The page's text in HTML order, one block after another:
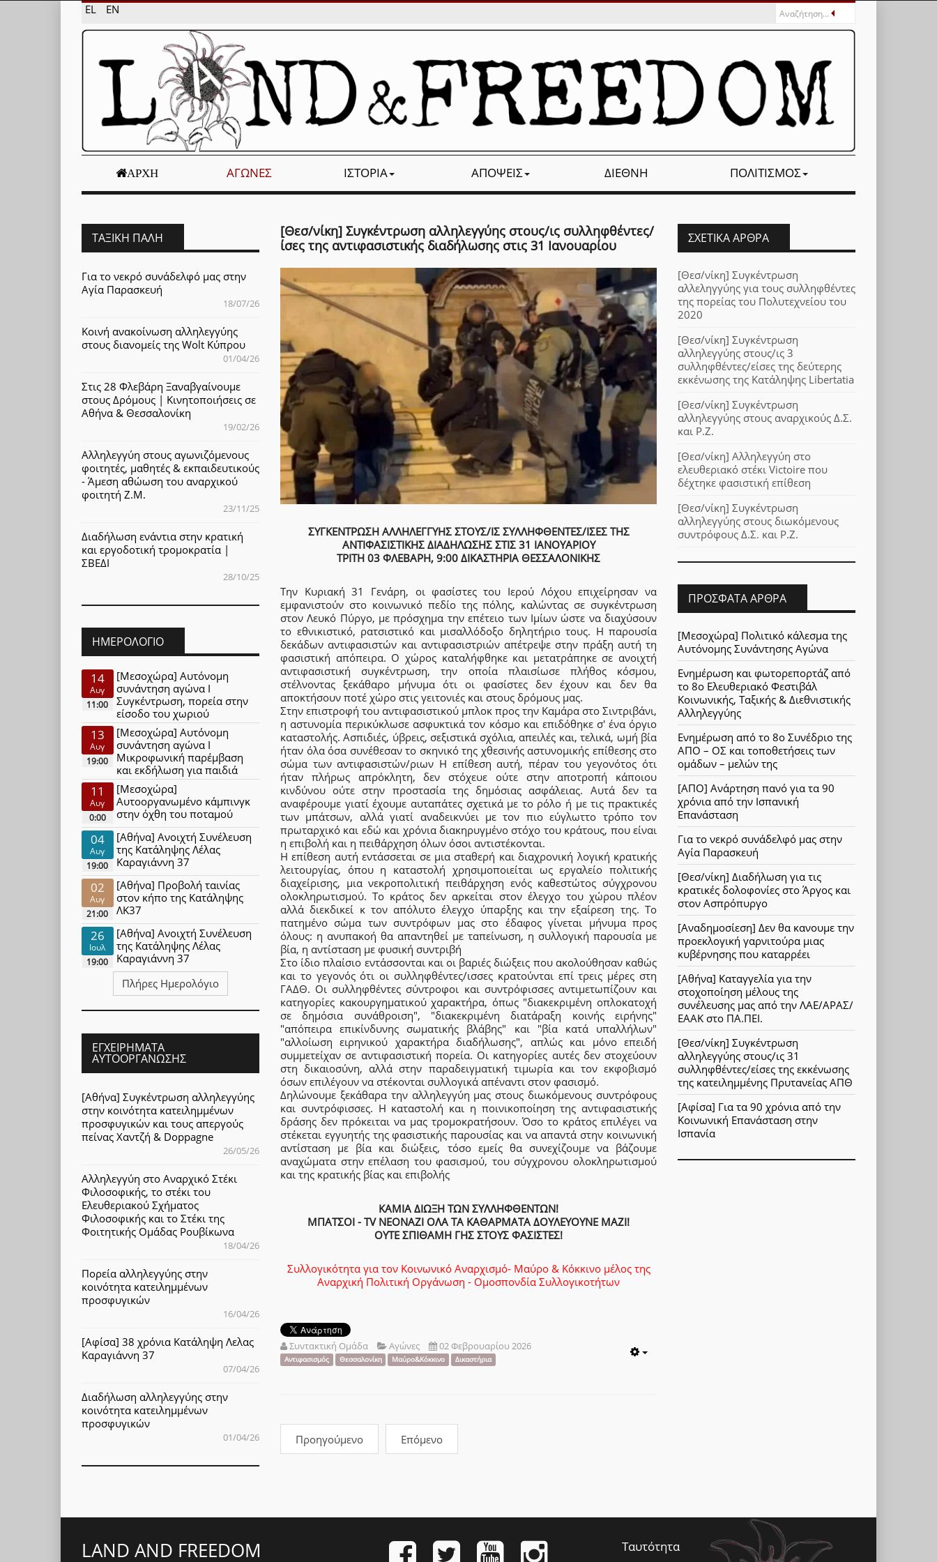
EL EN
ΑΡΧΉ ΑΓΏΝΕΣ ΙΣΤΟΡΊΑ ΑΠΌΨΕΙΣ ΔΙΕΘΝΉ ΠΟΛΙΤΙΣΜΌΣ
[Θεσ/νίκη] Συγκέντρωση αλληλεγγύης στους/ις συλληφθέντες/
ίσες της αντιφασιστικής διαδήλωσης στις 31 Ιανουαρίου
ΣΥΓΚΕΝΤΡΩΣΗ ΑΛΛΗΛΕΓΓΥΗΣ ΣΤΟΥΣ/ΙΣ ΣΥΛΛΗΦΘΕΝΤΕΣ/ΙΣΕΣ ΤΗΣ
ΑΝΤΙΦΑΣΙΣΤΙΚΗΣ ΔΙΑΔΗΛΩΣΗΣ ΣΤΙΣ 31 ΙΑΝΟΥΑΡΙΟΥ
ΤΡΙΤΗ 03 ΦΛΕΒΑΡΗ, 9:00 ΔΙΚΑΣΤΗΡΙΑ ΘΕΣΣΑΛΟΝΙΚΗΣ
Την Κυριακή 31 Γενάρη, οι φασίστες του Ιερού Λόχου επιχείρησαν να
εμφανιστούν στο κοινωνικό πεδίο της πόλης, καλώντας σε συγκέντρωση
στον Λευκό Πύργο, με πρόσχημα την επέτειο των Ιμίων ώστε να διαχύσουν
το εθνικιστικό, ρατσιστικό και μισαλλόδοξο δηλητήριο τους. Η παρουσία
δεκάδων αντιφασιστών και αντιφασιστριών απέτρεψε στην πράξη αυτή τη
φασιστική απόπειρα. Ο χώρος καταλήφθηκε και μετατράπηκε σε ανοιχτή
αντιφασιστική συγκέντρωση, την οποία πλαισίωσε πλήθος κόσμου,
στέλνοντας ξεκάθαρο μήνυμα ότι οι φασίστες δεν έχουν και δεν θα
αποκτήσουν ποτέ χώρο στις γειτονιές και στους δρόμους μας.
Στην επιστροφή του αντιφασιστικού μπλοκ προς την Καμάρα στο Σιντριβάνι,
η αστυνομία περικύκλωσε ασφυκτικά τον κόσμο και επιδόθηκε σ' ένα όργιο
καταστολής. Ασπιδιές, ύβρεις, σεξιστικά σχόλια, απειλές και, τελικά, ωμή βία
ήταν όλα όσα συνέθεσαν το σκηνικό της χθεσινής αστυνομικής επίθεσης στο
σώμα των αντιφασιστών/ριων Η επίθεση αυτή, πέραν του γεγονότος ότι
ήταν πλήρως απρόκλητη, δεν στόχευε ούτε στην αποτροπή κάποιου
κινδύνου ούτε στην προστασία της δημόσιας ασφάλειας. Αυτά δεν τα
αναφέρουμε γιατί έχουμε αυταπάτες σχετικά με το ρόλο ή με τις πρακτικές
των μπάτσων, αλλά γιατί αναδεικνύει με τον πιο εύγλωττο τρόπο τον
πρωταρχικό και εδώ και χρόνια διακηρυγμένο στόχο του κράτους, που είναι
η επιβολή και η πειθάρχηση όλων όσοι αντιστέκονται.
Η επίθεση αυτή εντάσσεται σε μια σταθερή και διαχρονική λογική κρατικής
λειτουργίας, όπου η καταστολή χρησιμοποιείται ως εργαλείο πολιτικής
διαχείρισης, μια νεκροπολιτική πειθάρχηση ενός καθεστώτος σύγχρονου
ολοκληρωτισμού. Το κράτος δεν αρκείται στον έλεγχο του χώρου πλέον
αλλά διεκδικεί κ τον απόλυτο έλεγχο ύπαρξης και την εξαίρεση της. Το
πατημένο σώμα των συντρόφων μας στο έδαφος γίνεται μήνυμα προς
όλους: η ανυπακοή θα απαντηθεί με ταπείνωση, η συλλογική παρουσία με
βία, η αντίσταση με φυσική συντριβή
Στο ίδιο πλαίσιο εντάσσονται και οι βαριές διώξεις που ακολούθησαν καθώς
και το γεγονός ότι οι συλληφθέντες/ισσες κρατούνται επί τρεις μέρες στη
ΓΑΔΘ. Οι συλληφθέντες σύντροφοι και συντρόφισσες αντιμετωπίζουν και
κατηγορίες κακουργηματικού χαρακτήρα, όπως "διακεκριμένη οπλοκατοχή
σε δημόσια συνάθροιση", "διακεκριμένη διατάραξη κοινής ειρήνης"
"απόπειρα επικίνδυνης σωματικής βλάβης" και "βία κατά υπαλλήλων"
"αλλοίωση ειρηνικού χαρακτήρα διαδήλωσης", απλώς και μόνο επειδή
συμμετείχαν σε αντιφασιστική πορεία. Οι κατηγορίες αυτές δεν στοχεύουν
στη δικαιοσύνη, αλλά στην παραδειγματική τιμωρία και τον εκφοβισμό
όσων επιλέγουν να στέκονται συλλογικά απέναντι στον φασισμό.
Δηλώνουμε ξεκάθαρα την αλληλεγγύη μας στους διωκόμενους συντρόφους
και συντρόφισσες. Η καταστολή και η ποινικοποίηση της αντιφασιστικής
δράσης δεν πρόκειται να μας τρομοκρατήσουν. Όσο το κράτος επιλέγει να
στέκεται εγγυητής της φασιστικής παρουσίας και να απαντά στην κοινωνική
αντίσταση με βία και διώξεις, τόσο εμείς θα συνεχίζουμε να βάζουμε
αναχώματα στην επέλαση του φασισμού, του σύγχρονου ολοκληρωτισμού
και της κρατικής βίας και επιβολής
ΚΑΜΙΑ ΔΙΩΞΗ ΤΩΝ ΣΥΛΛΗΦΘΕΝΤΩΝ!
ΜΠΑΤΣΟΙ - TV ΝΕΟΝΑΖΙ ΟΛΑ ΤΑ ΚΑΘΑΡΜΑΤΑ ΔΟΥΛΕΥΟΥΝΕ ΜΑΖΙ!
ΟΥΤΕ ΣΠΙΘΑΜΗ ΓΗΣ ΣΤΟΥΣ ΦΑΣΙΣΤΕΣ!
Συλλογικότητα για τον Κοινωνικό Αναρχισμό- Μαύρο & Κόκκινο μέλος της
Αναρχική Πολιτική Οργάνωση - Ομοσπονδία Συλλογικοτήτων
Συντακτική Ομάδα Αγώνες 02 Φεβρουαρίου 2026
Αντιφασισμός Θεσσαλονίκη Μαύρο&Κόκκινο Δικαστήρια
Προηγούμενο Επόμενο
ΤΑΞΙΚΉ ΠΆΛΗ
Για το νεκρό συνάδελφό μας στην
Αγία Παρασκευή
18/07/26
Κοινή ανακοίνωση αλληλεγγύης
στους διανομείς της Wolt Κύπρου
01/04/26
Στις 28 Φλεβάρη Ξαναβγαίνουμε
στους Δρόμους | Κινητοποιήσεις σε
Αθήνα & Θεσσαλονίκη
19/02/26
Αλληλεγγύη στους αγωνιζόμενους
φοιτητές, μαθητές & εκπαιδευτικούς
- Άμεση αθώωση του αναρχικού
φοιτητή Ζ.Μ.
23/11/25
Διαδήλωση ενάντια στην κρατική
και εργοδοτική τρομοκρατία |
ΣΒΕΔΙ
28/10/25
ΗΜΕΡΟΛΌΓΙΟ
14
Αυγ
11:00
[Μεσοχώρα] Αυτόνομη
συνάντηση αγώνα Ι
Συγκέντρωση, πορεία στην
είσοδο του χωριού
13
Αυγ
19:00
[Μεσοχώρα] Αυτόνομη
συνάντηση αγώνα Ι
Μικροφωνική παρέμβαση
και εκδήλωση για παιδιά
11
Αυγ
0:00
[Μεσοχώρα]
Αυτοοργανωμένο κάμπινγκ
στην όχθη του ποταμού
04
Αυγ
19:00
[Αθήνα] Ανοιχτή Συνέλευση
της Κατάληψης Λέλας
Καραγιάννη 37
02
Αυγ
21:00
[Αθήνα] Προβολή ταινίας
στον κήπο της Κατάληψης
ΛΚ37
26
Ιουλ
19:00
[Αθήνα] Ανοιχτή Συνέλευση
της Κατάληψης Λέλας
Καραγιάννη 37
Πλήρες Ημερολόγιο
ΕΓΧΕΙΡΉΜΑΤΑ
ΑΥΤΟΟΡΓΆΝΩΣΗΣ
[Αθήνα] Συγκέντρωση αλληλεγγύης
στην κοινότητα κατειλημμένων
προσφυγικών και τους απεργούς
πείνας Χαντζή & Doppagne
26/05/26
Αλληλεγγύη στο Αναρχικό Στέκι
Φιλοσοφικής, το στέκι του
Ελευθεριακού Σχήματος
Φιλοσοφικής και το Στέκι της
Φοιτητικής Ομάδας Ρουβίκωνα
18/04/26
Πορεία αλληλεγγύης στην
κοινότητα κατειλημμένων
προσφυγικών
16/04/26
[Αφίσα] 38 χρόνια Κατάληψη Λελας
Καραγιάννη 37
07/04/26
Διαδήλωση αλληλεγγύης στην
κοινότητα κατειλημμένων
προσφυγικών
01/04/26
ΣΧΕΤΙΚΆ ΆΡΘΡΑ
[Θεσ/νίκη] Συγκέντρωση
αλλεληγγύης για τους συλληφθέντες
της πορείας του Πολυτεχνείου του
2020
[Θεσ/νίκη] Συγκέντρωση
αλληλεγγύης στους/ις 3
συλληφθέντες/είσες της δεύτερης
εκκένωσης της Κατάληψης Libertatia
[Θεσ/νίκη] Συγκέντρωση
αλληλεγγύης στους αναρχικούς Δ.Σ.
και Ρ.Ζ.
[Θεσ/νίκη] Αλληλεγγύη στο
ελευθεριακό στέκι Victoire που
δέχτηκε φασιστική επίθεση
[Θεσ/νίκη] Συγκέντρωση
αλληλεγγύης στους διωκόμενους
συντρόφους Δ.Σ. και Ρ.Ζ.
ΠΡΌΣΦΑΤΑ ΆΡΘΡΑ
[Μεσοχώρα] Πολιτικό κάλεσμα της
Αυτόνομης Συνάντησης Αγώνα
Ενημέρωση και φωτορεπορτάζ από
το 8ο Ελευθεριακό Φεστιβάλ
Κοινωνικής, Ταξικής & Διεθνιστικής
Αλληλεγγύης
Ενημέρωση από το 8ο Συνέδριο της
ΑΠΟ – ΟΣ και τοποθετήσεις των
ομάδων – μελών της
[ΑΠΟ] Ανάρτηση πανό για τα 90
χρόνια από την Ισπανική
Επανάσταση
Για το νεκρό συνάδελφό μας στην
Αγία Παρασκευή
[Θεσ/νίκη] Διαδήλωση για τις
κρατικές δολοφονίες στο Άργος και
στον Ασπρόπυργο
[Αναδημοσίεση] Δεν θα κανουμε την
προεκλογική γαρνιτούρα μιας
κυβέρνησης που καταρρέει
[Αθήνα] Καταγγελία για την
στοχοποίηση μέλους της
συνέλευσης μας από την ΛΑΕ/ΑΡΑΣ/
ΕΑΑΚ στο ΠΑ.ΠΕΙ.
[Θεσ/νίκη] Συγκέντρωση
αλληλεγγύης στους/ις 31
συλληφθέντες/είσες της εκκένωσης
της κατειλημμένης Πρυτανείας ΑΠΘ
[Αφίσα] Για τα 90 χρόνια από την
Κοινωνική Επανάσταση στην
Ισπανία
LAND AND FREEDOM Ταυτότητα